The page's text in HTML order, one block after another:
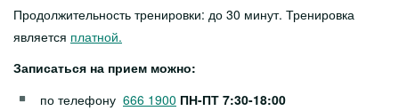
Комплексные услуги
В помощь близким покойного
Продолжительность тренировки: до 30 минут. Тренировка
является платной.
Записаться на прием можно:
по телефону 666 1900 ПН-ПТ 7:30-18:00